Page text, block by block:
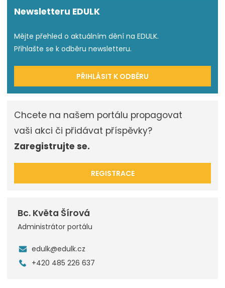
Newsletteru EDULK
Mějte přehled o aktuálním dění na EDULK.
Přihlašte se k odběru newsletteru.
PŘIHLÁSIT K ODBĚRU
Chcete na našem portálu propagovat
vaši akci či přidávat příspěvky?
Zaregistrujte se.
REGISTRACE
Bc. Květa Šírová
Administrátor portálu
edulk@edulk.cz
+420 485 226 637